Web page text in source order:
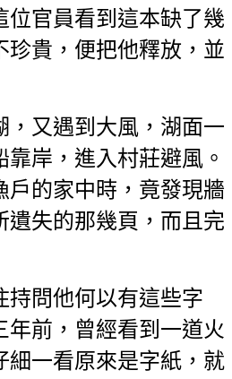
位官員看到這本缺了幾
珍貴，便把他釋放，並
，又遇到大風，湖面一
靠岸，進入村莊避風。
戶的家中時，竟發現牆
遺失的那幾頁，而且完
持問他何以有這些字
年前，曾經看到一道火
細一看原來是字紙，就